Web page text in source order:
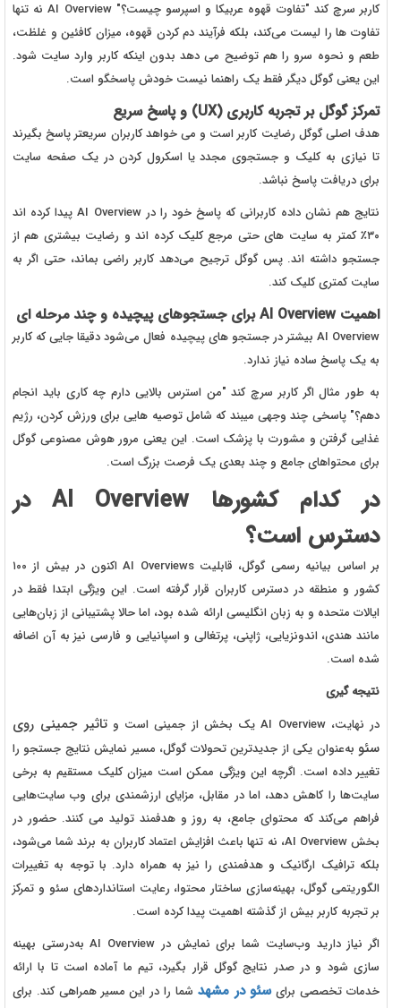
کاربر سرچ کند "تفاوت قهوه عربیکا و اسپرسو چیست؟" AI Overview نه تنها
تفاوت ها را لیست می‌کند، بلکه فرآیند دم کردن قهوه، میزان کافئین و غلظت،
طعم و نحوه سرو را هم توضیح می دهد بدون اینکه کاربر وارد سایت شود.
این یعنی گوگل دیگر فقط یک راهنما نیست خودش پاسخگو است.
تمرکز گوگل بر تجربه کاربری (UX) و پاسخ سریع
هدف اصلی گوگل رضایت کاربر است و می خواهد کاربران سریعتر پاسخ بگیرند
تا نیازی به کلیک و جستجوی مجدد یا اسکرول کردن در یک صفحه سایت
برای دریافت پاسخ نباشد.
نتایج هم نشان داده کاربرانی که پاسخ خود را در AI Overview پیدا کرده اند
۳۰٪ کمتر به سایت های حتی مرجع کلیک کرده اند و رضایت بیشتری هم از
جستجو داشته اند. پس گوگل ترجیح می‌دهد کاربر راضی بماند، حتی اگر به
سایت کمتری کلیک کند.
اهمیت AI Overview برای جستجوهای پیچیده و چند مرحله ای
AI Overview بیشتر در جستجو های پیچیده فعال می‌شود دقیقا جایی که کاربر
به یک پاسخ ساده نیاز ندارد.
به طور مثال اگر کاربر سرچ کند "من استرس بالایی دارم چه کاری باید انجام
دهم؟" پاسخی چند وجهی میبند که شامل توصیه هایی برای ورزش کردن، رژیم
غذایی گرفتن و مشورت با پزشک است. این یعنی مرور هوش مصنوعی گوگل
برای محتواهای جامع و چند بعدی یک فرصت بزرگ است.
در کدام کشورها AI Overview در
دسترس است؟
بر اساس بیانیه رسمی گوگل، قابلیت AI Overviews اکنون در بیش از ۱۰۰
کشور و منطقه در دسترس کاربران قرار گرفته است. این ویژگی ابتدا فقط در
ایالات متحده و به زبان انگلیسی ارائه شده بود، اما حالا پشتیبانی از زبان‌هایی
مانند هندی، اندونزیایی، ژاپنی، پرتغالی و اسپانیایی و فارسی نیز به آن اضافه
شده است.
نتیجه گیری
در نهایت، AI Overview یک بخش از جمینی است و
تاثیر جمینی روی
سئو به‌عنوان یکی از جدیدترین تحولات گوگل، مسیر نمایش نتایج جستجو را
تغییر داده است. اگرچه این ویژگی ممکن است میزان کلیک مستقیم به برخی
سایت‌ها را کاهش دهد، اما در مقابل، مزایای ارزشمندی برای وب سایت‌هایی
فراهم می‌کند که محتوای جامع، به روز و هدفمند تولید می کنند. حضور در
بخش AI Overview، نه تنها باعث افزایش اعتماد کاربران به برند شما می‌شود،
بلکه ترافیک ارگانیک و هدفمندی را نیز به همراه دارد. با توجه به تغییرات
الگوریتمی گوگل، بهینه‌سازی ساختار محتوا، رعایت استانداردهای سئو و تمرکز
بر تجربه کاربر بیش از گذشته اهمیت پیدا کرده است.
اگر نیاز دارید وب‌سایت شما برای نمایش در AI Overview به‌درستی بهینه
سازی شود و در صدر نتایج گوگل قرار بگیرد، تیم ما آماده است تا با ارائه
خدمات تخصصی برایسئو در مشهد شما را در این مسیر همراهی کند. برای